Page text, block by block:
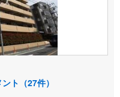
ント（27件）